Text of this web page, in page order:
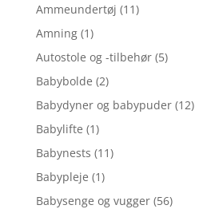
Ammeundertøj (11)
Amning (1)
Autostole og -tilbehør (5)
Babybolde (2)
Babydyner og babypuder (12)
Babylifte (1)
Babynests (11)
Babypleje (1)
Babysenge og vugger (56)